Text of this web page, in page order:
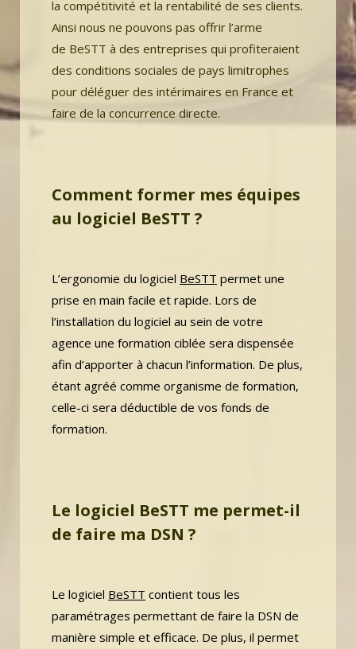
la compétitivité et la rentabilité de ses clients.
Ainsi nous ne pouvons pas offrir l’arme
de BeSTT à des entreprises qui profiteraient
des conditions sociales de pays limitrophes
pour déléguer des intérimaires en France et
faire de la concurrence directe.
Comment former mes équipes
au logiciel BeSTT ?
L’ergonomie du logiciel BeSTT permet une
prise en main facile et rapide. Lors de
l’installation du logiciel au sein de votre
agence une formation ciblée sera dispensée
afin d’apporter à chacun l’information. De plus,
étant agréé comme organisme de formation,
celle-ci sera déductible de vos fonds de
formation.
Le logiciel BeSTT me permet-il
de faire ma DSN ?
Le logiciel BeSTT contient tous les
paramétrages permettant de faire la DSN de
manière simple et efficace. De plus, il permet